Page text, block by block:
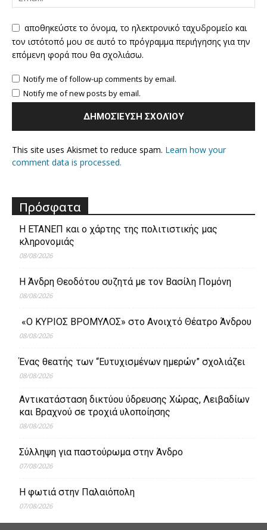
αποθηκεύστε το όνομα, το ηλεκτρονικό ταχυδρομείο και
τον ιστότοπό μου σε αυτό το πρόγραμμα περιήγησης για την
επόμενη φορά που θα σχολιάσω.
Notify me of follow-up comments by email.
Notify me of new posts by email.
This site uses Akismet to reduce spam. Learn how your
comment data is processed.
Πρόσφατα
Η ΕΤΑΝΕΠ και ο χάρτης της πολιτιστικής μας
κληρονομιάς
08/08/2026
Η Άνδρη Θεοδότου συζητά με τον Βασίλη Πομόνη
08/08/2026
«Ο ΚΥΡΙΟΣ ΒΡΟΜΥΛΟΣ» στο Ανοιχτό Θέατρο Άνδρου
08/08/2026
Ένας θεατής των “Ευτυχισμένων ημερών” σχολιάζει
08/08/2026
Aντικατάσταση δικτύου ύδρευσης Χώρας, Λειβαδίων
και Βραχνού σε τροχιά υλοποίησης
08/08/2026
Σύλληψη για παστούρωμα στην Άνδρο
07/08/2026
Η φωτιά στην Παλαιόπολη
07/08/2026